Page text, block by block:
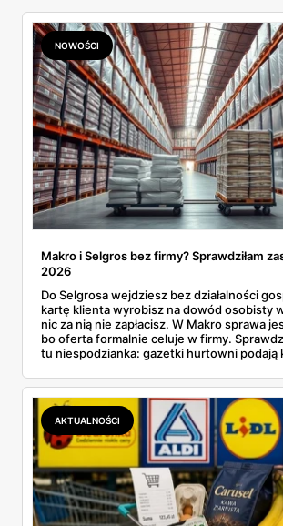
NOWOŚCI
Makro i Selgros bez firmy? Sprawdziłam
2026
Do Selgrosa wejdziesz bez działalności
kartę klienta wyrobisz na dowód osobisty
nic za nią nie zapłacisz. W Makro sprawa
bo oferta formalnie celuje w firmy.
tu niespodzianka: gazetki hurtowni podają
zawsze wygrywa — ta sama kawa
Makro ponad dwa razy więcej niż w
promocji dyskontu.
AKTUALNOŚCI